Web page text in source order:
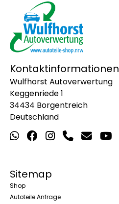
Kontaktinformationen
Wulfhorst Autoverwertung
Keggenriede 1
34434 Borgentreich
Deutschland
Sitemap
Shop
Autoteile Anfrage